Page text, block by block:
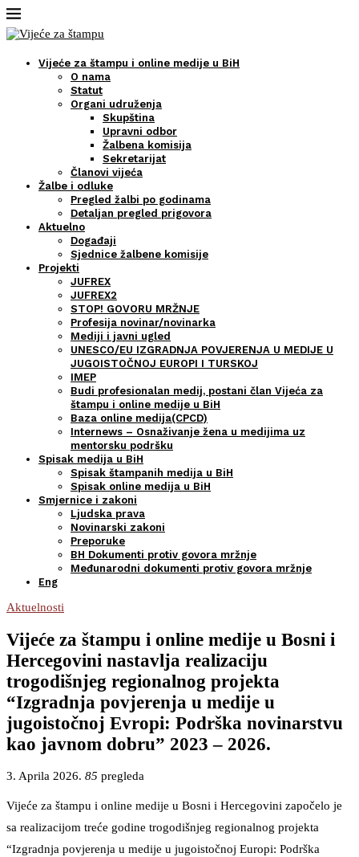
Vijeće za štampu i online medije u BiH
O nama
Statut
Organi udruženja
Skupština
Upravni odbor
Žalbena komisija
Sekretarijat
Članovi vijeća
Žalbe i odluke
Pregled žalbi po godinama
Detaljan pregled prigovora
Aktuelno
Događaji
Sjednice žalbene komisije
Projekti
JUFREX
JUFREX2
STOP! GOVORU MRŽNJE
Profesija novinar/novinarka
Mediji i javni ugled
UNESCO/EU IZGRADNJA POVJERENJA U MEDIJE U
JUGOISTOČNOJ EUROPI I TURSKOJ
IMEP
Budi profesionalan medij, postani član Vijeća za
štampu i online medije u BiH
Baza online medija(CPCD)
Internews – Osnaživanje žena u medijima uz
mentorsku podršku
Spisak medija u BiH
Spisak štampanih medija u BiH
Spisak online medija u BiH
Smjernice i zakoni
Ljudska prava
Novinarski zakoni
Preporuke
BH Dokumenti protiv govora mržnje
Međunarodni dokumenti protiv govora mržnje
Eng
Aktuelnosti
Vijeće za štampu i online medije u Bosni i
Hercegovini nastavlja realizaciju
trogodišnjeg regionalnog projekta
“Izgradnja povjerenja u medije u
jugoistočnoj Evropi: Podrška novinarstvu
kao javnom dobru” 2023 – 2026.
3. Aprila 2026. 85 pregleda
Vijeće za štampu i online medije u Bosni i Hercegovini započelo je
sa realizacijom treće godine trogodišnjeg regionalnog projekta
“Izgradnja povjerenja u medije u jugoistočnoj Europi: Podrška